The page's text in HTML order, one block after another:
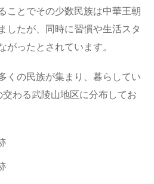
ことでその少数民族は中華王朝
したが、同時に習慣や生活スタ
がったとされています。
くの民族が集まり、暮らしてい
わる武陵山地区に分布してお